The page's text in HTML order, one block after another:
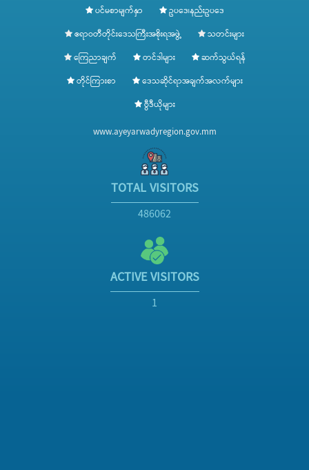
ပင်မစာမျက်နှာ
ဥပဒေ၊နည်းဥပဒေ
ဧရာဝတီတိုင်းဒေသကြီးအစိုးရအဖွဲ့
သတင်းများ
ကြေညာချက်
တင်ဒါများ
ဆက်သွယ်ရန်
တိုင်ကြားစာ
ဒေသဆိုင်ရာအချက်အလက်များ
ဗွီဒီယိုများ
www.ayeyarwadyregion.gov.mm
TOTAL VISITORS
486062
ACTIVE VISITORS
1